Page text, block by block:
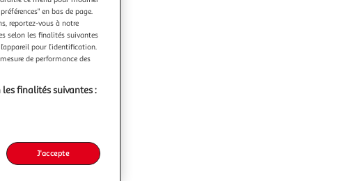
en bas de page.
reportez-vous à notre
selon les finalités suivantes
pour l’identification.
de performance des
finalités suivantes :
J'accepte